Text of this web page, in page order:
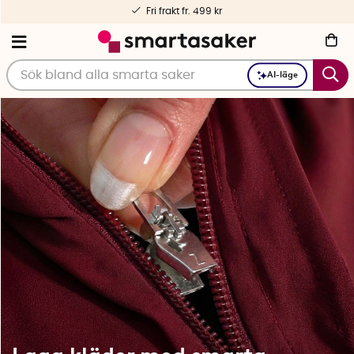
AI-läge
Personlig service – före och efter köp